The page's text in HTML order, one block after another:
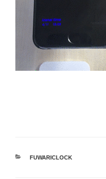
CATEGORIES
FUWARICLOCK